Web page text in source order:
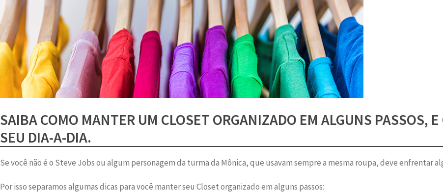
SAIBA COMO MANTER UM CLOSET ORGANIZADO EM ALGUNS PASSOS,
SEU DIA-A-DIA.
Se você não é o Steve Jobs ou algum personagem da turma da Mônica, que usavam sempre a mesma roupa, deve enfrentar
Por isso separamos algumas dicas para você manter seu Closet organizado em alguns passos: